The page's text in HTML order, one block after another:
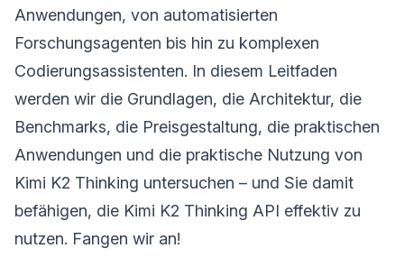
Anwendungen, von automatisierten
Forschungsagenten bis hin zu komplexen
Codierungsassistenten. In diesem Leitfaden
werden wir die Grundlagen, die Architektur, die
Benchmarks, die Preisgestaltung, die praktischen
Anwendungen und die praktische Nutzung von
Kimi K2 Thinking untersuchen – und Sie damit
befähigen, die Kimi K2 Thinking API effektiv zu
nutzen. Fangen wir an!